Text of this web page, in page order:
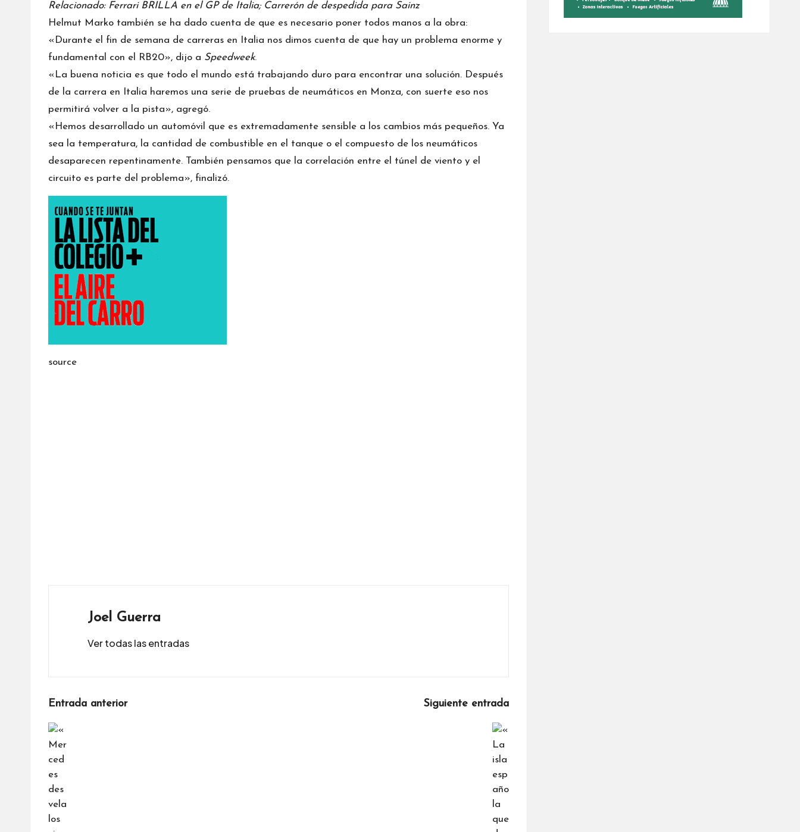
Relacionado: Ferrari BRILLA en el GP de Italia; Carrerón de despedida para Sainz
Helmut Marko también se ha dado cuenta de que es necesario poner todos manos a la obra:
«Durante el fin de semana de carreras en Italia nos dimos cuenta de que hay un problema enorme y
fundamental con el RB20», dijo a Speedweek.
«La buena noticia es que todo el mundo está trabajando duro para encontrar una solución. Después
de la carrera en Italia haremos una serie de pruebas de neumáticos en Monza, con suerte eso nos
permitirá volver a la pista», agregó.
«Hemos desarrollado un automóvil que es extremadamente sensible a los cambios más pequeños. Ya
sea la temperatura, la cantidad de combustible en el tanque o el compuesto de los neumáticos
desaparecen repentinamente. También pensamos que la correlación entre el túnel de viento y el
circuito es parte del problema», finalizó.
source
Joel Guerra
Ver todas las entradas
Navegación
de
entradas
Entrada anterior Siguiente entrada